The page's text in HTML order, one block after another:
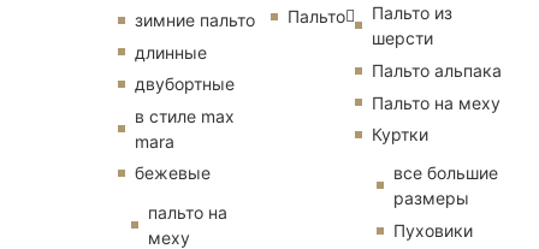
зимние пальто
длинные
двубортные
в стиле max
mara
бежевые
пальто на
меху
Пальто
Пальто из
шерсти
Пальто альпака
Пальто на меху
Куртки
все большие
размеры
Пуховики